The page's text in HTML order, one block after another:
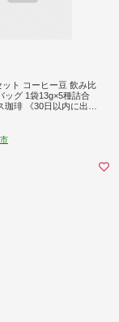
ット コーヒー豆 飲み比
ッグ 1袋13g×5種詰合
珈琲 《30日以内に出荷
ブラジル 飲み比べ【配
】(沖縄・離島)---yuki